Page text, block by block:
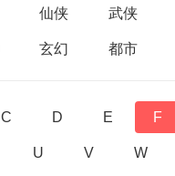
仙侠 武侠
玄幻 都市
C D E F
U V W